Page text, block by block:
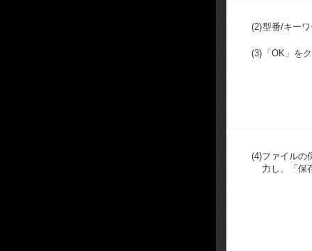
(2)型番/キー
(3) 「OK」を
(4)ファイルの
力し、「保